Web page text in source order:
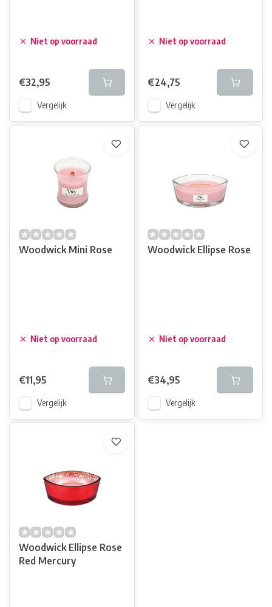
Niet op voorraad
€32,95
Vergelijk
Niet op voorraad
€24,75
Vergelijk
Woodwick Mini Rose
Niet op voorraad
€11,95
Vergelijk
Woodwick Ellipse Rose
Niet op voorraad
€34,95
Vergelijk
Woodwick Ellipse Rose
Red Mercury